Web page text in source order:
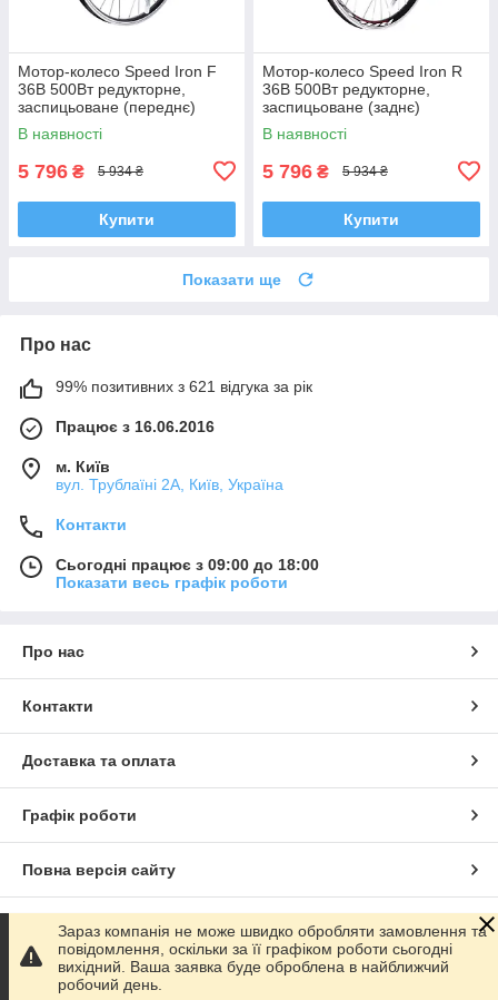
Мотор-колесо Speed Iron F
36В 500Вт редукторне,
заспицьоване (переднє)
В наявності
5 796 ₴ 5 934 ₴
Купити
Мотор-колесо Speed Iron R
36В 500Вт редукторне,
заспицьоване (заднє)
В наявності
5 796 ₴ 5 934 ₴
Купити
Показати ще
Про нас
99% позитивних з 621 відгука за рік
Працює з 16.06.2016
м. Київ
вул. Трублаїні 2А, Київ, Україна
Контакти
Сьогодні працює з 09:00 до 18:00
Показати весь графік роботи
Про нас
Контакти
Доставка та оплата
Графік роботи
Повна версія сайту
Сайт створено на маркетплейсі Prom.ua
Політика конфіденційності
Зараз компанія не може швидко обробляти замовлення та
повідомлення, оскільки за її графіком роботи сьогодні
вихідний. Ваша заявка буде оброблена в найближчий
робочий день.